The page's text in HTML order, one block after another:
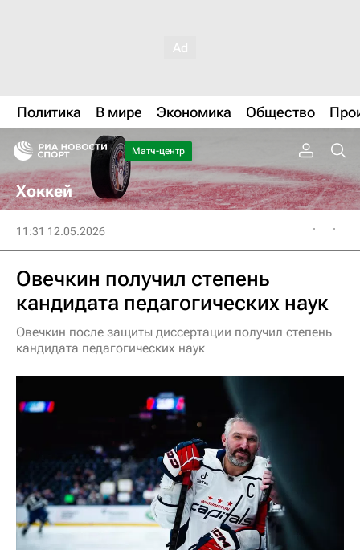
Политика В мире Экономика Общество
Матч-центр
Хоккей
11:31 12.05.2026
Овечкин получил степень
кандидата педагогических наук
Овечкин после защиты диссертации получил степень
кандидата педагогических наук